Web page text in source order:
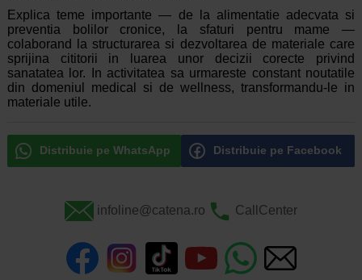
Explica teme importante — de la alimentatie adecvata si
preventia bolilor cronice, la sfaturi pentru mame —
colaborand la structurarea si dezvoltarea de materiale care
sprijina cititorii in luarea unor decizii corecte privind
sanatatea lor. In activitatea sa urmareste constant noutatile
din domeniul medical si de wellness, transformandu-le in
materiale utile.
Distribuie pe WhatsApp Distribuie pe Facebook
infoline@catena.ro CallCenter